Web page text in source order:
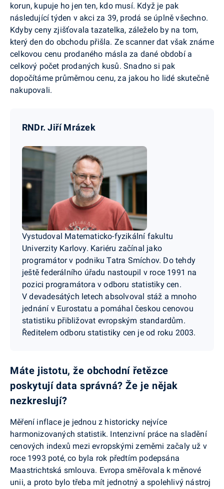
korun, kupuje ho jen ten, kdo musí. Když je pak
následující týden v akci za 39, prodá se úplně všechno.
Kdyby ceny zjišťovala tazatelka, záleželo by na tom,
který den do obchodu přišla. Ze scanner dat však známe
celkovou cenu prodaného másla za dané období a
celkový počet prodaných kusů. Snadno si pak
dopočítáme průměrnou cenu, za jakou ho lidé skutečně
nakupovali.
RNDr. Jiří Mrázek
Vystudoval Matematicko-fyzikální fakultu
Univerzity Karlovy. Kariéru začínal jako
programátor v podniku Tatra Smíchov. Do tehdy
ještě federálního úřadu nastoupil v roce 1991 na
pozici programátora v odboru statistiky cen.
V devadesátých letech absolvoval stáž a mnoho
jednání v Eurostatu a pomáhal českou cenovou
statistiku přibližovat evropským standardům.
Ředitelem odboru statistiky cen je od roku 2003.
Máte jistotu, že obchodní řetězce
poskytují data správná? Že je nějak
nezkreslují?
Měření inflace je jednou z historicky nejvíce
harmonizovaných statistik. Intenzivní práce na sladění
cenových indexů mezi evropskými zeměmi začaly už v
roce 1993 poté, co byla rok předtím podepsána
Maastrichtská smlouva. Evropa směřovala k měnové
unii, a proto bylo třeba mít jednotný a spolehlivý nástroj